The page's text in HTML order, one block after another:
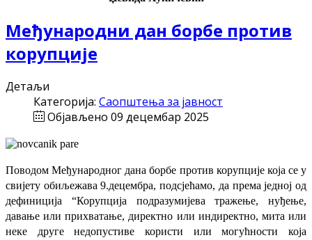
Међународни дан борбе против
корупције
Детаљи
Категорија: Саопштења за јавност
Објављено 09 децембар 2025
Поводом Међународног дана борбе против корупције која се у
свијету обиљежава 9.децембра, подсјећамо, да према једној од
дефиниција “Корупција подразумијева тражење, нуђење,
давање или прихватање, директно или индиректно, мита или
неке друге недопустиве користи или могућности која